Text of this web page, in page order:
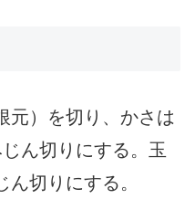
元）を切り、かさは
ん切りにする。玉
切りにする。